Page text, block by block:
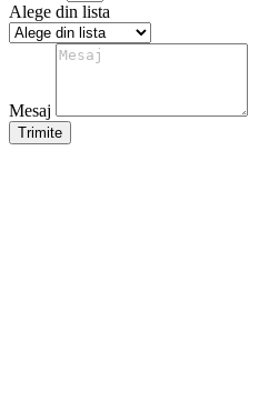
Alege din lista
Mesaj
Trimite